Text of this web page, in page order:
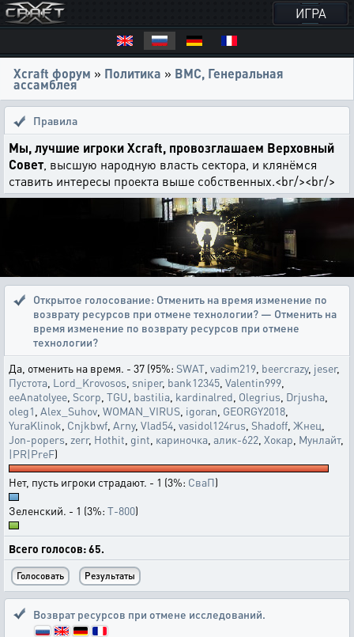
ИГРА
Xcraft форум » Политика » ВМС, Генеральная
ассамблея
Правила
Мы, лучшие игроки Xcraft, провозглашаем Верховный
Совет, высшую народную власть сектора, и клянёмся
ставить интересы проекта выше собственных.<br/><br/>
Открытое голосование: Отменить на время изменение по
возврату ресурсов при отмене технологии? — Отменить на
время изменение по возврату ресурсов при отмене
технологии?
Да, отменить на время. - 37 (95%: SWAT vadim219 beercrazy, jeser,
Пустота Lord_Krovosos sniper, bank12345 Valentin999
eeAnatolyee Scorp TGU bastilia kardinalred Olegrius Drjusha
oleg1 Alex_Suhov WOMAN_VIRUS igoran GEORGY2018
YuraKlinok Cnjkbwf Arny, Vlad54 vasidol124rus Shadoff Жнец
Jon-popers zerr, Hothit gint кариночка алик-622 Хокар Мунлайт,
|PR|PreF)
Нет, пусть игроки страдают. - 1 (3%: СваП)
Зеленский. - 1 (3%: T-800)
Всего голосов: 65.
Возврат ресурсов при отмене исследований.